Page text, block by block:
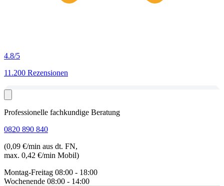
4.8/5
11.200 Rezensionen
Professionelle fachkundige Beratung
0820 890 840
(0,09 €/min aus dt. FN,
max. 0,42 €/min Mobil)
Montag-Freitag 08:00 - 18:00
Wochenende 08:00 - 14:00